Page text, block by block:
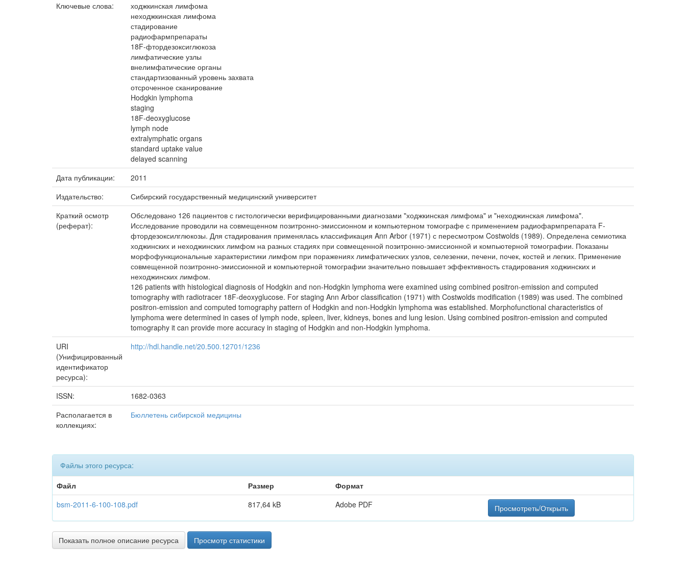
Ключевые слова:
ходжкинская лимфома
неходжкинская лимфома
стадирование
радиофармпрепараты
18F-фтордезоксиглюкоза
лимфатические узлы
внелимфатические органы
стандартизованный уровень захвата
отсроченное сканирование
Hodgkin lymphoma
staging
18F-deoxyglucose
lymph node
extralymphatic organs
standard uptake value
delayed scanning
Дата публикации:
2011
Издательство:
Сибирский государственный медицинский университет
Краткий осмотр
(реферат):
Обследовано 126 пациентов с гистологически верифицированными диагнозами "ходжкинская лимфома" и "неходжинская лимфома".
Исследование проводили на совмещенном позитронно-эмиссионном и компьютерном томографе с применением радиофармпрепарата F-
фтордезоксилглюкозы. Для стадирования применялась классификация Ann Arbor (1971) с пересмотром Costwolds (1989). Определена семиотика
ходжинских и неходжинских лимфом на разных стадиях при совмещенной позитронно-эмиссионной и компьютерной томографии. Показаны
морфофункциональные характеристики лимфом при поражениях лимфатических узлов, селезенки, печени, почек, костей и легких. Применение
совмещенной позитронно-эмиссионной и компьютерной томографии значительно повышает эффективность стадирования ходжинских и
неходжинских лимфом.
126 patients with histological diagnosis of Hodgkin and non-Hodgkin lymphoma were examined using combined positron-emission and computed
tomography with radiotracer 18F-deoxyglucose. For staging Ann Arbor classification (1971) with Costwolds modification (1989) was used. The combined
positron-emission and computed tomography pattern of Hodgkin and non-Hodgkin lymphoma was established. Morphofunctional characteristics of
lymphoma were determined in cases of lymph node, spleen, liver, kidneys, bones and lung lesion. Using combined positron-emission and computed
tomography it can provide more accuracy in staging of Hodgkin and non-Hodgkin lymphoma.
URI
(Унифицированный
идентификатор
ресурса):
http://hdl.handle.net/20.500.12701/1236
ISSN:
1682-0363
Располагается в
коллекциях:
Бюллетень сибирской медицины
Файлы этого ресурса:
Файл
Размер
Формат
bsm-2011-6-100-108.pdf
817,64 kB Adobe PDF Просмотреть/Открыть
Показать полное описание ресурса Просмотр статистики